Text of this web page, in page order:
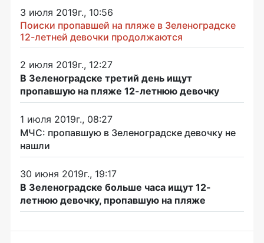
3 июля 2019г., 10:56
Поиски пропавшей на пляже в Зеленоградске
12-летней девочки продолжаются
2 июля 2019г., 12:27
В Зеленоградске третий день ищут
пропавшую на пляже 12-летнюю девочку
1 июля 2019г., 08:27
МЧС: пропавшую в Зеленоградске девочку не
нашли
30 июня 2019г., 19:17
В Зеленоградске больше часа ищут 12-
летнюю девочку, пропавшую на пляже